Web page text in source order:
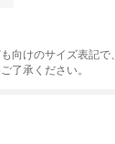
向けのサイズ表記
了承ください。